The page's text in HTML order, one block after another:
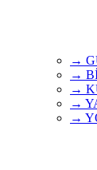
→
→
→
→
→